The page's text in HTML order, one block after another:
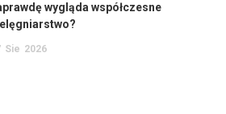
wygląda współczesne
Sie 2026